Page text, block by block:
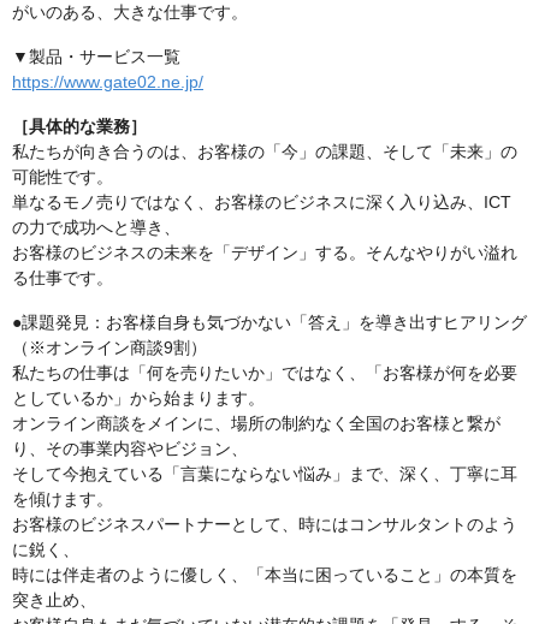
がいのある、大きな仕事です。
▼製品・サービス一覧
https://www.gate02.ne.jp/
［具体的な業務］
私たちが向き合うのは、お客様の「今」の課題、そして「未来」の
可能性です。
単なるモノ売りではなく、お客様のビジネスに深く入り込み、ICT
の力で成功へと導き、
お客様のビジネスの未来を「デザイン」する。そんなやりがい溢れ
る仕事です。
●課題発見：お客様自身も気づかない「答え」を導き出すヒアリング
（※オンライン商談9割）
私たちの仕事は「何を売りたいか」ではなく、「お客様が何を必要
としているか」から始まります。
オンライン商談をメインに、場所の制約なく全国のお客様と繋が
り、その事業内容やビジョン、
そして今抱えている「言葉にならない悩み」まで、深く、丁寧に耳
を傾けます。
お客様のビジネスパートナーとして、時にはコンサルタントのよう
に鋭く、
時には伴走者のように優しく、「本当に困っていること」の本質を
突き止め、